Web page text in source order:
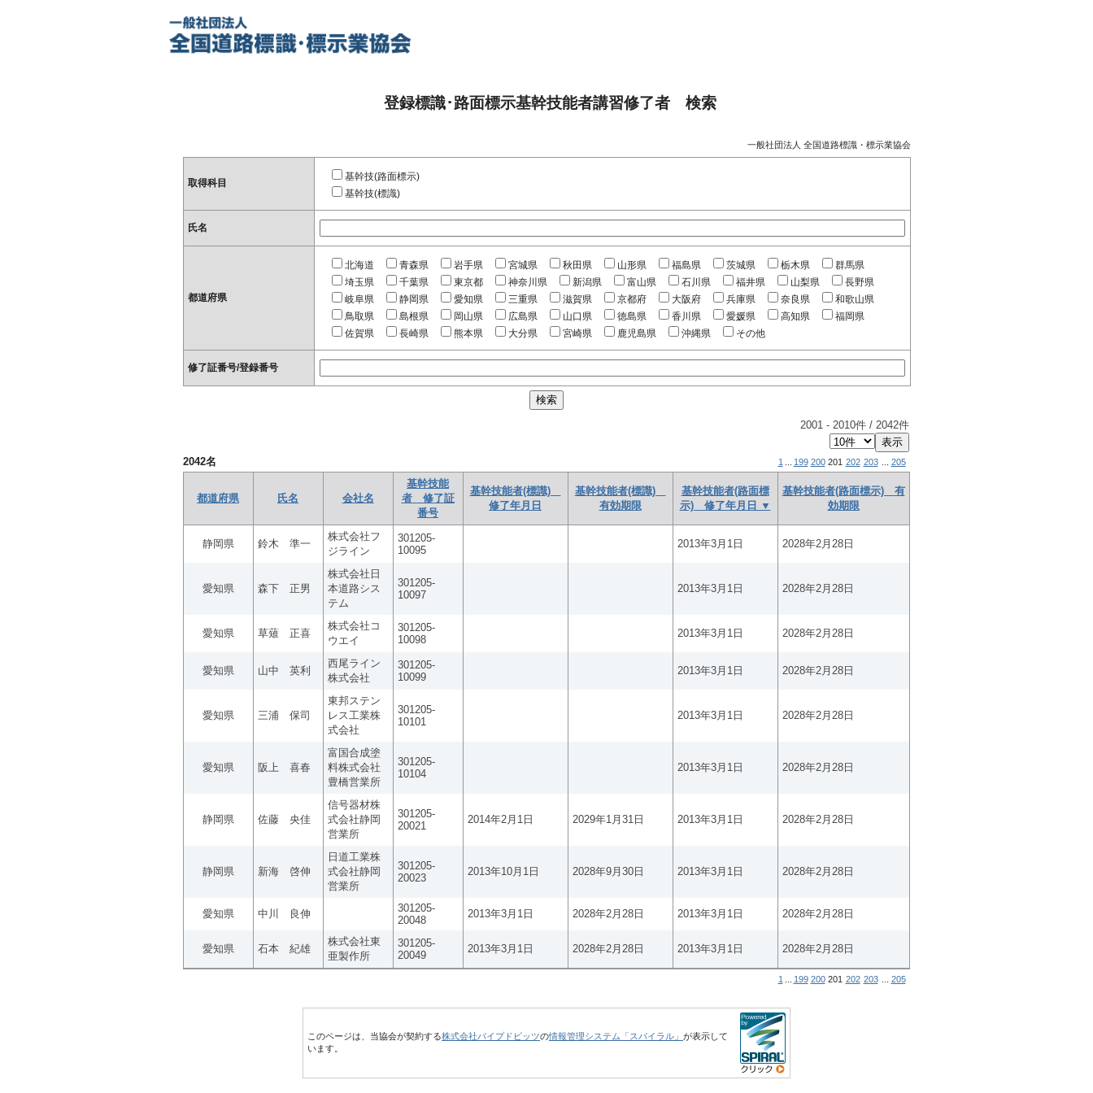
登録標識･路面標示基幹技能者講習修了者 検索
一般社団法人 全国道路標識・標示業協会
取得科目
基幹技(路面標示)
基幹技(標識)
氏名
都道府県
北海道 青森県 岩手県 宮城県 秋田県 山形県 福島県 茨城県 栃木県
群馬県
埼玉県
千葉県 東京都 神奈川県 新潟県 富山県 石川県 福井県 山梨県
長野県
岐阜県
静岡県 愛知県 三重県 滋賀県 京都府 大阪府 兵庫県 奈良県
和歌山県
鳥取県
島根県 岡山県 広島県 山口県 徳島県 香川県 愛媛県 高知県
福岡県
佐賀県
長崎県 熊本県 大分県 宮崎県 鹿児島県 沖縄県 その他
修了証番号/登録番号
2001- 2010件 / 2042件
2042名 1 199 200 201 202 203 205
都道府県 氏名 会社名
基幹技能
者 修了証
番号
基幹技能者(標識)
修了年月日
基幹技能者(標識)
有効期限
基幹技能者(路面標
示) 修了年月日 ▼
基幹技能者(路面標示) 有
効期限
静岡県 鈴木 準一
株式会社フ
ジライン
301205-
10095
2013年3月1日 2028年2月28日
愛知県 森下 正男
株式会社日
本道路シス
テム
301205-
10097
2013年3月1日 2028年2月28日
愛知県 草薙 正喜
株式会社コ
ウエイ
301205-
10098
2013年3月1日 2028年2月28日
愛知県 山中 英利
西尾ライン
株式会社
301205-
10099
2013年3月1日 2028年2月28日
愛知県 三浦 保司
東邦ステン
レス工業株
式会社
301205-
10101
2013年3月1日 2028年2月28日
愛知県 阪上 喜春
富国合成塗
料株式会社
豊橋営業所
301205-
10104
2013年3月1日 2028年2月28日
静岡県 佐藤 央佳
信号器材株
式会社静岡
営業所
301205-
20021
2014年2月1日 2029年1月31日 2013年3月1日 2028年2月28日
静岡県 新海 啓伸
日道工業株
式会社静岡
営業所
301205-
20023
2013年10月1日 2028年9月30日 2013年3月1日 2028年2月28日
愛知県 中川 良伸
301205-
20048
2013年3月1日 2028年2月28日 2013年3月1日 2028年2月28日
愛知県 石本 紀雄
株式会社東
亜製作所
301205-
20049
2013年3月1日 2028年2月28日 2013年3月1日 2028年2月28日
1 199 200 201 202 203 205
このページは、当協会が契約する株式会社パイプドビッツの情報管理システム「スパイラル」 が表示して
います。